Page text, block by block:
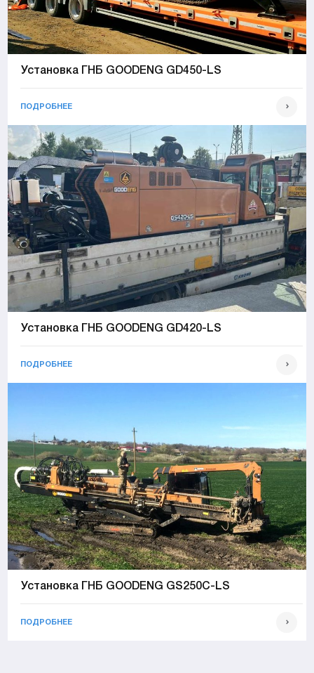
Установка ГНБ GOODENG GD450-LS
ПОДРОБНЕЕ
Установка ГНБ GOODENG GD420-LS
ПОДРОБНЕЕ
Установка ГНБ GOODENG GS250C-LS
ПОДРОБНЕЕ